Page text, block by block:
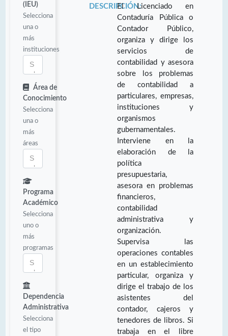
(IEU)
Selecciona
una o
más
instituciones
Área de
Conocimiento
Selecciona
una o
más
áreas
Programa
Académico
Selecciona
uno o
más
programas
Dependencia
Administrativa
Selecciona
el tipo
DESCRIPCIÓN:El Licenciado en
Contaduría Pública o
Contador Público,
organiza y dirige los
servicios de
contabilidad y asesora
sobre los problemas
de contabilidad a
particulares, empresas,
instituciones y
organismos
gubernamentales.
Interviene en la
elaboración de la
política
presupuestaria,
asesora en problemas
financieros,
contabilidad
administrativa y
organización.
Supervisa las
operaciones contables
en un establecimiento
particular, organiza y
dirige el trabajo de los
asistentes del
contador, cajeros y
tenedores de libros. Si
trabaja en el libre